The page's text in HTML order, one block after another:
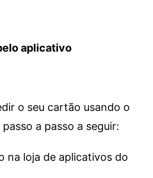
aplicativo
o seu cartão usando o
a passo a seguir:
na loja de aplicativos do